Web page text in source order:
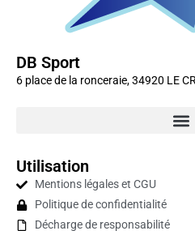
DB Sport
6 place de la ronceraie, 34920 LE
Utilisation
Mentions légales et CGU
Politique de confidentialité
Décharge de responsabilité